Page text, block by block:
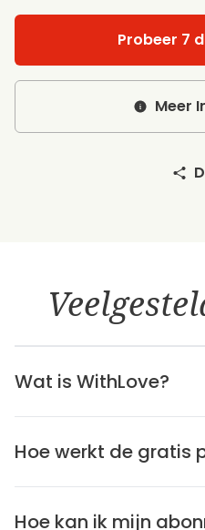
Probeer 7
Meer
Wat is WithLove?
Hoe werkt de gratis
Hoe kan ik mijn